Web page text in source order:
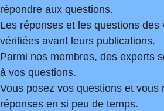
répondre aux questions.
Les réponses et les questions des
vérifiées avant leurs publications.
Parmi nos membres, des experts
à vos questions.
Vous posez vos questions et vous
réponses en si peu de temps.